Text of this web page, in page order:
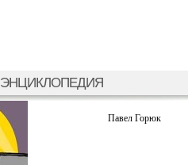
ЭНЦИКЛОПЕДИЯ
Павел Горюк